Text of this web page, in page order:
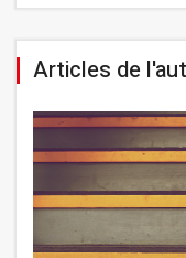
Articles de